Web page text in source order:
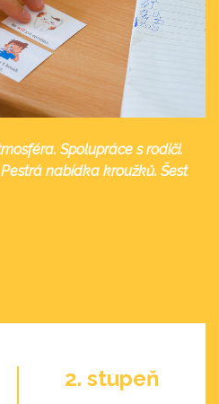
Spolupráce s rodiči.
nabídka kroužků. Šest
2. stupeň